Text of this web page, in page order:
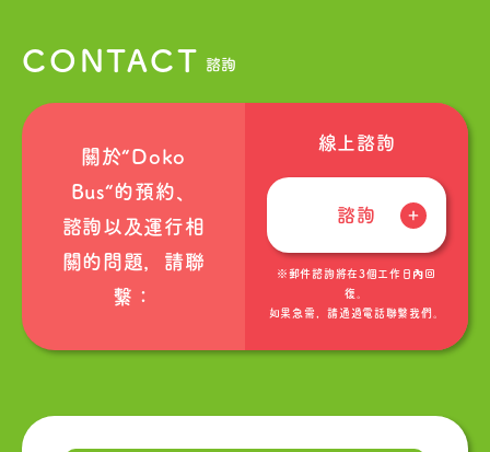
CONTACT 諮詢
關於“Doko
Bus“的預約、
諮詢以及運行相
關的問題，請聯
繫：
線上諮詢
諮詢
※郵件諮詢將在3個工作日內回
復。
如果急需，請通過電話聯繫我們。